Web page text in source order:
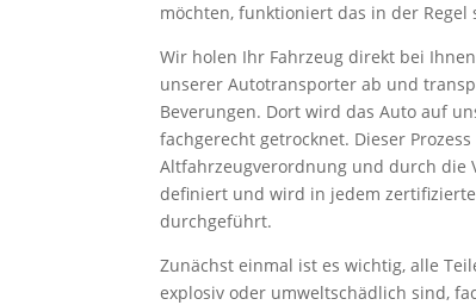
möchten, funktioniert das in der Regel
Wir holen Ihr Fahrzeug direkt bei
unserer Autotransporter ab und
Beverungen. Dort wird das Auto auf
fachgerecht getrocknet. Dieser
Altfahrzeugverordnung und durch die
definiert und wird in jedem
durchgeführt.
Zunächst einmal ist es wichtig, alle
explosiv oder umweltschädlich sind,